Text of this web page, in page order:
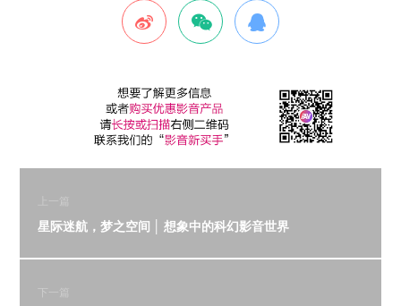
上一篇
星际迷航，梦之空间 │ 想象中的科幻影音世界
下一篇